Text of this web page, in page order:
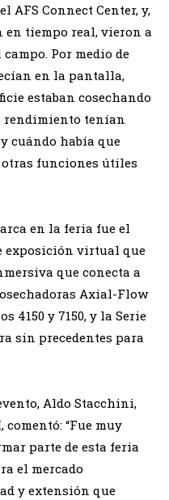
AFS Connect Center, y,
en tiempo real, vieron a
Por medio de
en la pantalla,
estaban cosechando
rendimiento tenían
cuándo había que
funciones útiles
en la feria fue el
exposición virtual que
que conecta a
Axial-Flow
4150 y 7150, y la Serie
sin precedentes para
Aldo Stacchini,
“Fue muy
parte de esta feria
el mercado
y extensión que